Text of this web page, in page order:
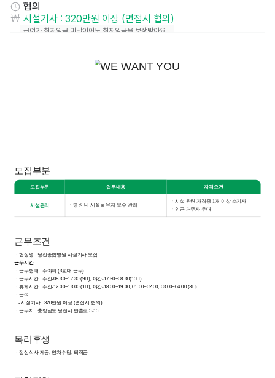
협의
시설기사 : 320만원 이상 (면접시 협의)
급여가 최저임금 미달이어도 최저임금을 보장받아요